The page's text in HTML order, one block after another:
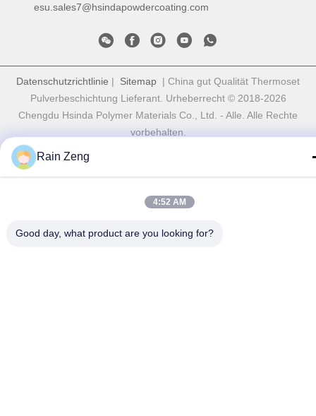
esu.sales7@hsindapowdercoating.com
Datenschutzrichtlinie | Sitemap | China gut Qualität Thermoset
Pulverbeschichtung Lieferant. Urheberrecht © 2018-2026
Chengdu Hsinda Polymer Materials Co., Ltd. - Alle. Alle Rechte
vorbehalten.
Rain Zeng
4:52 AM
Good day, what product are you looking for?